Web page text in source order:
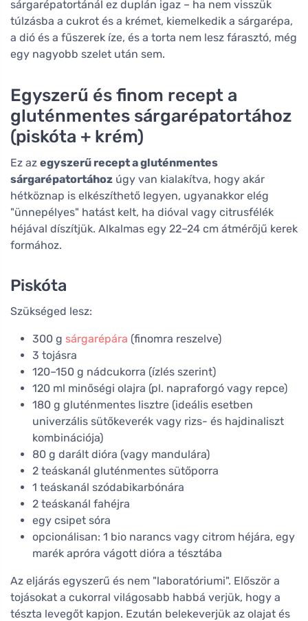
sárgarépatortánál ez duplán igaz – ha nem visszük
túlzásba a cukrot és a krémet, kiemelkedik a sárgarépa,
a dió és a fűszerek íze, és a torta nem lesz fárasztó, még
egy nagyobb szelet után sem.
Egyszerű és finom recept a
gluténmentes sárgarépatortához
(piskóta + krém)
Ez az egyszerű recept a gluténmentes
sárgarépatortához úgy van kialakítva, hogy akár
hétköznap is elkészíthető legyen, ugyanakkor elég
"ünnepélyes" hatást kelt, ha dióval vagy citrusfélék
héjával díszítjük. Alkalmas egy 22–24 cm átmérőjű kerek
formához.
Piskóta
Szükséged lesz:
300 g sárgarépára (finomra reszelve)
3 tojásra
120–150 g nádcukorra (ízlés szerint)
120 ml minőségi olajra (pl. napraforgó vagy repce)
180 g gluténmentes lisztre (ideális esetben
univerzális sütőkeverék vagy rizs- és hajdinaliszt
kombinációja)
80 g darált dióra (vagy mandulára)
2 teáskanál gluténmentes sütőporra
1 teáskanál szódabikarbónára
2 teáskanál fahéjra
egy csipet sóra
opcionálisan: 1 bio narancs vagy citrom héjára, egy
marék apróra vágott dióra a tésztába
Az eljárás egyszerű és nem "laboratóriumi". Először a
tojásokat a cukorral világosabb habbá verjük, hogy a
tészta levegőt kapjon. Ezután belekeverjük az olajat és